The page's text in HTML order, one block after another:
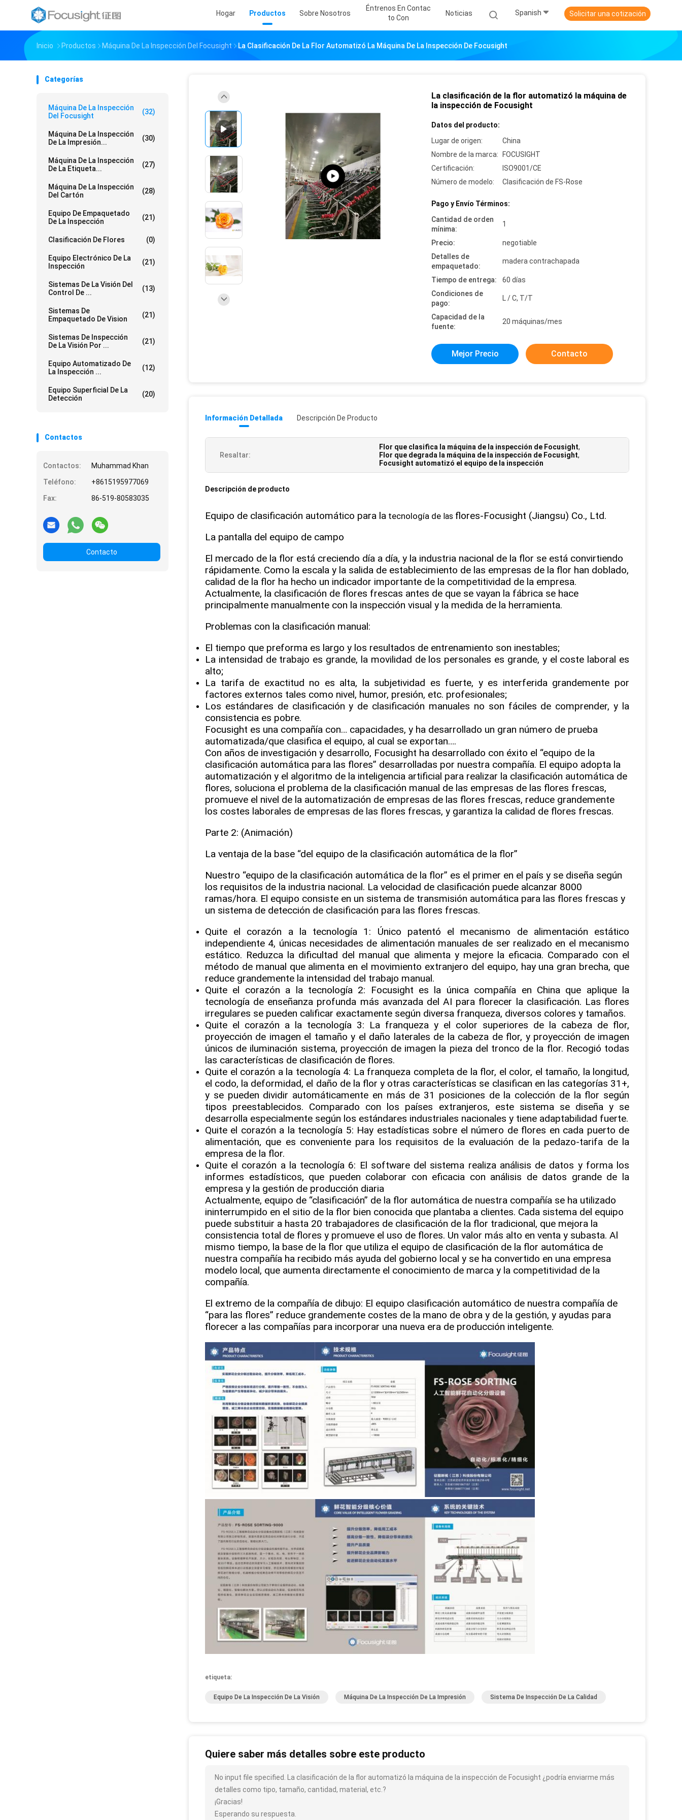
Hogar Productos Sobre Nosotros
Éntrenos En Contac
To Con
Noticias Spanish Solicitar una cotización
Inicio Productos Máquina De La Inspección Del Focusight La Clasificación De La Flor Automatizó La Máquina De La Inspección De Focusight
Categorías
Máquina De La Inspección
Del Focusight
(32)
Máquina De La Inspección
De La Impresión...
(30)
Máquina De La Inspección
De La Etiqueta...
(27)
Máquina De La Inspección
Del Cartón
(28)
Equipo De Empaquetado
De La Inspección
(21)
Clasificación De Flores (0)
Equipo Electrónico De La
Inspección
(21)
Sistemas De La Visión Del
Control De ...
(13)
Sistemas De
Empaquetado De Vision
(21)
Sistemas De Inspección
De La Visión Por ...
(21)
Equipo Automatizado De
La Inspección ...
(12)
Equipo Superficial De La
Detección
(20)
Contactos
Contactos:
Muhammad Khan
Teléfono:
+8615195977069
Fax:
86-519-80583035
Contacto
La clasificación de la flor automatizó la máquina de
la inspección de Focusight
Datos del producto:
Lugar de origen:
China
Nombre de la marca:
FOCUSIGHT
Certificación:
ISO9001/CE
Número de modelo:
Clasificación de FS-Rose
Pago y Envío Términos:
Cantidad de orden
mínima:
1
Precio:
negotiable
Detalles de
empaquetado:
madera contrachapada
Tiempo de entrega:
60 días
Condiciones de
pago:
L / C, T/T
Capacidad de la
fuente:
20 máquinas/mes
Mejor Precio Contacto
Información Detallada Descripción De Producto
Resaltar:
Flor que clasifica la máquina de la inspección de Focusight,
Flor que degrada la máquina de la inspección de Focusight,
Focusight automatizó el equipo de la inspección
Descripción de producto
Equipo de clasificación automático para la tecnología de las flores-Focusight (Jiangsu) Co., Ltd.
La pantalla del equipo de campo
El mercado de la flor está creciendo día a día, y la industria nacional de la flor se está convirtiendo
rápidamente. Como la escala y la salida de establecimiento de las empresas de la flor han doblado,
calidad de la flor ha hecho un indicador importante de la competitividad de la empresa.
Actualmente, la clasificación de flores frescas antes de que se vayan la fábrica se hace
principalmente manualmente con la inspección visual y la medida de la herramienta.
Problemas con la clasificación manual:
El tiempo que preforma es largo y los resultados de entrenamiento son inestables;
La intensidad de trabajo es grande, la movilidad de los personales es grande, y el coste laboral es
alto;
La tarifa de exactitud no es alta, la subjetividad es fuerte, y es interferida grandemente por
factores externos tales como nivel, humor, presión, etc. profesionales;
Los estándares de clasificación y de clasificación manuales no son fáciles de comprender, y la
consistencia es pobre.
Focusight es una compañía con… capacidades, y ha desarrollado un gran número de prueba
automatizada/que clasifica el equipo, al cual se exportan….
Con años de investigación y desarrollo, Focusight ha desarrollado con éxito el “equipo de la
clasificación automática para las flores” desarrolladas por nuestra compañía. El equipo adopta la
automatización y el algoritmo de la inteligencia artificial para realizar la clasificación automática de
flores, soluciona el problema de la clasificación manual de las empresas de las flores frescas,
promueve el nivel de la automatización de empresas de las flores frescas, reduce grandemente
los costes laborales de empresas de las flores frescas, y garantiza la calidad de flores frescas.
Parte 2: (Animación)
La ventaja de la base “del equipo de la clasificación automática de la flor”
Nuestro “equipo de la clasificación automática de la flor” es el primer en el país y se diseña según
los requisitos de la industria nacional. La velocidad de clasificación puede alcanzar 8000
ramas/hora. El equipo consiste en un sistema de transmisión automática para las flores frescas y
un sistema de detección de clasificación para las flores frescas.
Quite el corazón a la tecnología 1: Único patentó el mecanismo de alimentación estático
independiente 4, únicas necesidades de alimentación manuales de ser realizado en el mecanismo
estático. Reduzca la dificultad del manual que alimenta y mejore la eficacia. Comparado con el
método de manual que alimenta en el movimiento extranjero del equipo, hay una gran brecha, que
reduce grandemente la intensidad del trabajo manual.
Quite el corazón a la tecnología 2: Focusight es la única compañía en China que aplique la
tecnología de enseñanza profunda más avanzada del AI para florecer la clasificación. Las flores
irregulares se pueden calificar exactamente según diversa franqueza, diversos colores y tamaños.
Quite el corazón a la tecnología 3: La franqueza y el color superiores de la cabeza de flor,
proyección de imagen el tamaño y el daño laterales de la cabeza de flor, y proyección de imagen
únicos de iluminación sistema, proyección de imagen la pieza del tronco de la flor. Recogió todas
las características de clasificación de flores.
Quite el corazón a la tecnología 4: La franqueza completa de la flor, el color, el tamaño, la longitud,
el codo, la deformidad, el daño de la flor y otras características se clasifican en las categorías 31+,
y se pueden dividir automáticamente en más de 31 posiciones de la colección de la flor según
tipos preestablecidos. Comparado con los países extranjeros, este sistema se diseña y se
desarrolla especialmente según los estándares industriales nacionales y tiene adaptabilidad fuerte.
Quite el corazón a la tecnología 5: Hay estadísticas sobre el número de flores en cada puerto de
alimentación, que es conveniente para los requisitos de la evaluación de la pedazo-tarifa de la
empresa de la flor.
Quite el corazón a la tecnología 6: El software del sistema realiza análisis de datos y forma los
informes estadísticos, que pueden colaborar con eficacia con análisis de datos grande de la
empresa y la gestión de producción diaria
Actualmente, equipo de “clasificación” de la flor automática de nuestra compañía se ha utilizado
ininterrumpido en el sitio de la flor bien conocida que plantaba a clientes. Cada sistema del equipo
puede substituir a hasta 20 trabajadores de clasificación de la flor tradicional, que mejora la
consistencia total de flores y promueve el uso de flores. Un valor más alto en venta y subasta. Al
mismo tiempo, la base de la flor que utiliza el equipo de clasificación de la flor automática de
nuestra compañía ha recibido más ayuda del gobierno local y se ha convertido en una empresa
modelo local, que aumenta directamente el conocimiento de marca y la competitividad de la
compañía.
El extremo de la compañía de dibujo: El equipo clasificación automático de nuestra compañía de
“para las flores” reduce grandemente costes de la mano de obra y de la gestión, y ayudas para
florecer a las compañías para incorporar una nueva era de producción inteligente.
etiqueta:
Equipo De La Inspección De La Visión Máquina De La Inspección De La Impresión Sistema De Inspección De La Calidad
Quiere saber más detalles sobre este producto
No input file specified. La clasificación de la flor automatizó la máquina de la inspección de Focusight ¿podría enviarme más
detalles como tipo, tamaño, cantidad, material, etc.?
¡Gracias!
Esperando su respuesta.